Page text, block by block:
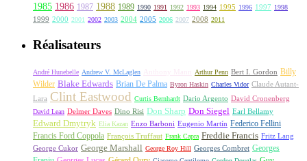
1985 1986 1987 1988 1989 1990 1991 1992 1993 1994 1995 1996 1997 1998
1999 2000 2001 2002 2003 2004 2005 2006 2007 2008 2011
Réalisateurs
André Hunebelle Andrew V. McLaglen Arthur Penn Bert I. Gordon Billy
Wilder Blake Edwards Brian De Palma Byron Haskin Charles Vidor Claude Autant-
Lara Clint Eastwood Curtis Bernhardt Dario Argento David Cronenberg
David Lean Delmer Daves Dino Risi Don Sharp Don Siegel Earl Bellamy
Edward Dmytryk Elia Kazan Enzo Barboni Eugenio Martín Federico Fellini
Francis Ford Coppola François Truffaut Frank Capra Freddie Francis Fritz Lang
George Cukor George Marshall George Roy Hill Georges Combret Georges